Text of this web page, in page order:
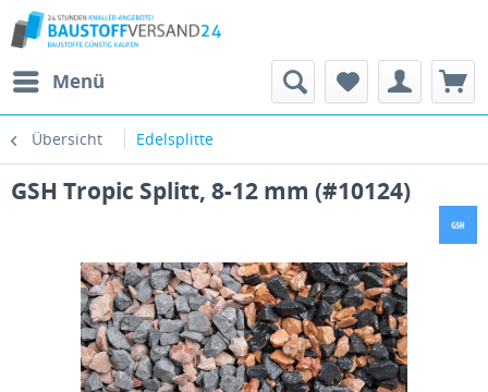
Menü
Übersicht Edelsplitte
GSH Tropic Splitt, 8-12 mm (#10124)